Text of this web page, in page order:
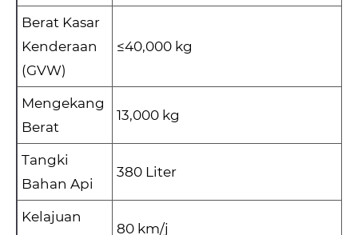
Berat Kasar
Kenderaan
(GVW)
≤40,000 kg
Mengekang
Berat
13,000 kg
Tangki
Bahan Api
380 Liter
Kelajuan
80 km/j